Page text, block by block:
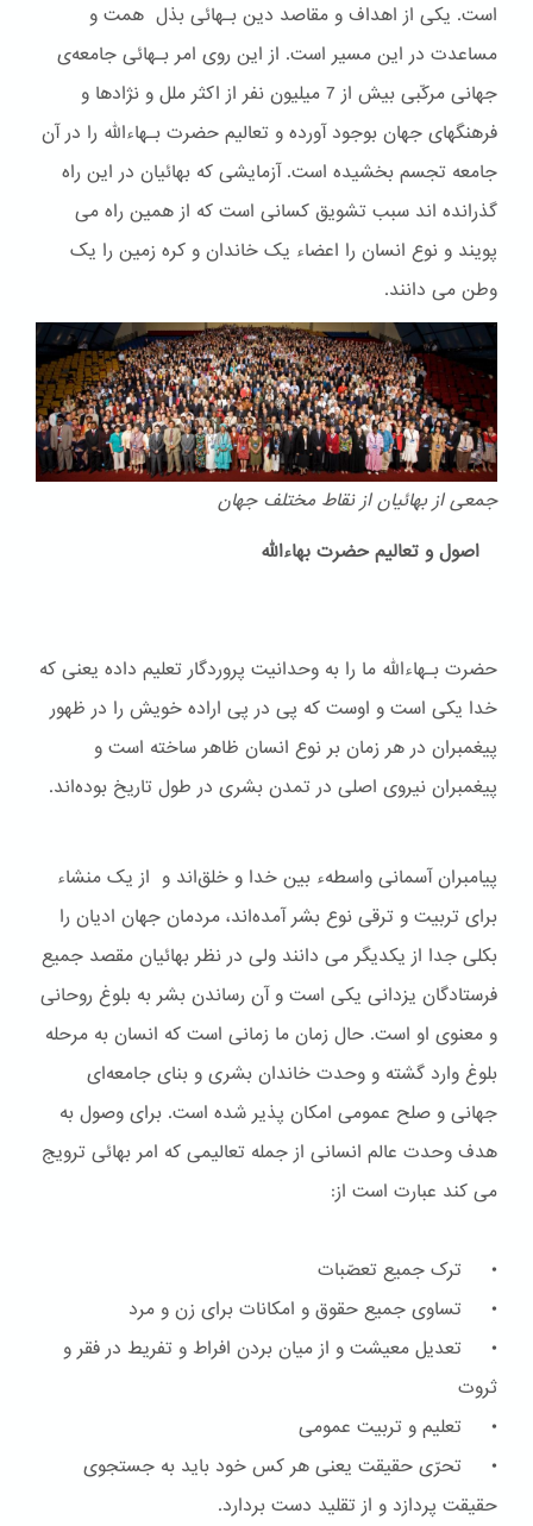
است. یکی از اهداف و مقاصد دین بـهائی بذل همت و
مساعدت در این مسیر است. از این روی امر بـهائی جامعه‌ی
جهانی مرکّبی بیش از 7 میلیون نفر از اکثر ملل و نژادها و
فرهنگهای جهان بوجود آورده و تعالیم حضرت بـهاءالله را در آن
جامعه تجسم بخشیده است. آزمایشی که بهائیان در این راه
گذرانده اند سبب تشویق کسانی است که از همین راه می
پویند و نوع انسان را اعضاء یک خاندان و کره زمین را یک
وطن می دانند.
جمعی از بهائیان از نقاط مختلف جهان
اصول و تعالیم حضرت بهاءالله
حضرت بـهاءالله ما را به وحدانیت پروردگار تعلیم داده یعنی که
خدا یکی است و اوست که پی در پی اراده خویش را در ظهور
پیغمبران در هر زمان بر نوع انسان ظاهر ساخته است و
پیغمبران نیروی اصلی در تمدن بشری در طول تاریخ بوده‌اند.
پیامبران آسمانی واسطهء بین خدا و خلق‌اند و از یک منشاء
برای تربیت و ترقی نوع بشر آمده‌اند، مردمان جهان ادیان را
بکلی جدا از یکدیگر می دانند ولی در نظر بهائیان مقصد جمیع
فرستادگان یزدانی یکی است و آن رساندن بشر به بلوغ روحانی
و معنوی او است. حال زمان ما زمانی است که انسان به مرحله
بلوغ وارد گشته و وحدت خاندان بشری و بنای جامعه‌ای
جهانی و صلح عمومی امکان پذیر شده است. برای وصول به
هدف وحدت عالم انسانی از جمله تعالیمی که امر بهائی ترویج
می کند عبارت است از:
• ترک جمیع تعصّبات
• تساوی جمیع حقوق و امکانات برای زن و مرد
• تعدیل معیشت و از میان بردن افراط و تفریط در فقر و
ثروت
• تعلیم و تربیت عمومی
• تحرّی حقیقت یعنی هر کس خود باید به جستجوی
حقیقت پردازد و از تقلید دست بردارد.